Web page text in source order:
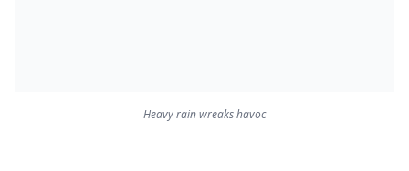
Heavy rain wreaks havoc